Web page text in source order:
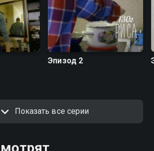
Эпизод 2
Показать все серии